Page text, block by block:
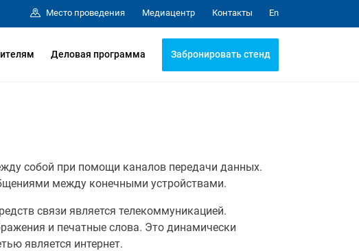
Место проведения Медиацентр Контакты En
Деловая программа Забронировать стенд
собой при помощи каналов передачи данных.
между конечными устройствами.
связи является телекоммуникацией.
и печатные слова. Это динамически
является интернет.